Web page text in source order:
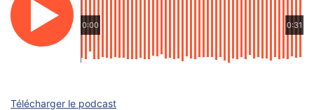
0:00 0:31
Télécharger le podcast